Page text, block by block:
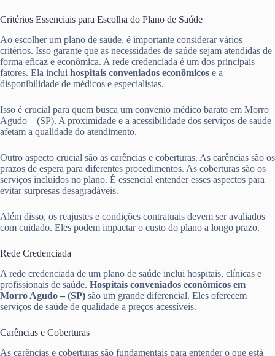
Critérios Essenciais para Escolha do Plano de Saúde
Ao escolher um plano de saúde, é importante considerar vários
critérios. Isso garante que as necessidades de saúde sejam atendidas de
forma eficaz e econômica. A rede credenciada é um dos principais
fatores. Ela inclui hospitais conveniados econômicos e a
disponibilidade de médicos e especialistas.
Isso é crucial para quem busca um convenio médico barato em Morro
Agudo – (SP). A proximidade e a acessibilidade dos serviços de saúde
afetam a qualidade do atendimento.
Outro aspecto crucial são as carências e coberturas. As carências são os
prazos de espera para diferentes procedimentos. As coberturas são os
serviços incluídos no plano. É essencial entender esses aspectos para
evitar surpresas desagradáveis.
Além disso, os reajustes e condições contratuais devem ser avaliados
com cuidado. Eles podem impactar o custo do plano a longo prazo.
Rede Credenciada
A rede credenciada de um plano de saúde inclui hospitais, clínicas e
profissionais de saúde. Hospitais conveniados econômicos em
Morro Agudo – (SP) são um grande diferencial. Eles oferecem
serviços de saúde de qualidade a preços acessíveis.
Carências e Coberturas
As carências e coberturas são fundamentais para entender o que está